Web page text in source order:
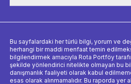
Bu sayfalardaki her türlü bilgi, yorum ve
herhangi bir maddi menfaat temin
bilgilendirmek amacıyla Rota Portföy
şekilde yönlendirici nitelikte olmayan bu
danışmanlık faaliyeti olarak kabul
esas olarak alınmamalıdır. Bu raporda yer